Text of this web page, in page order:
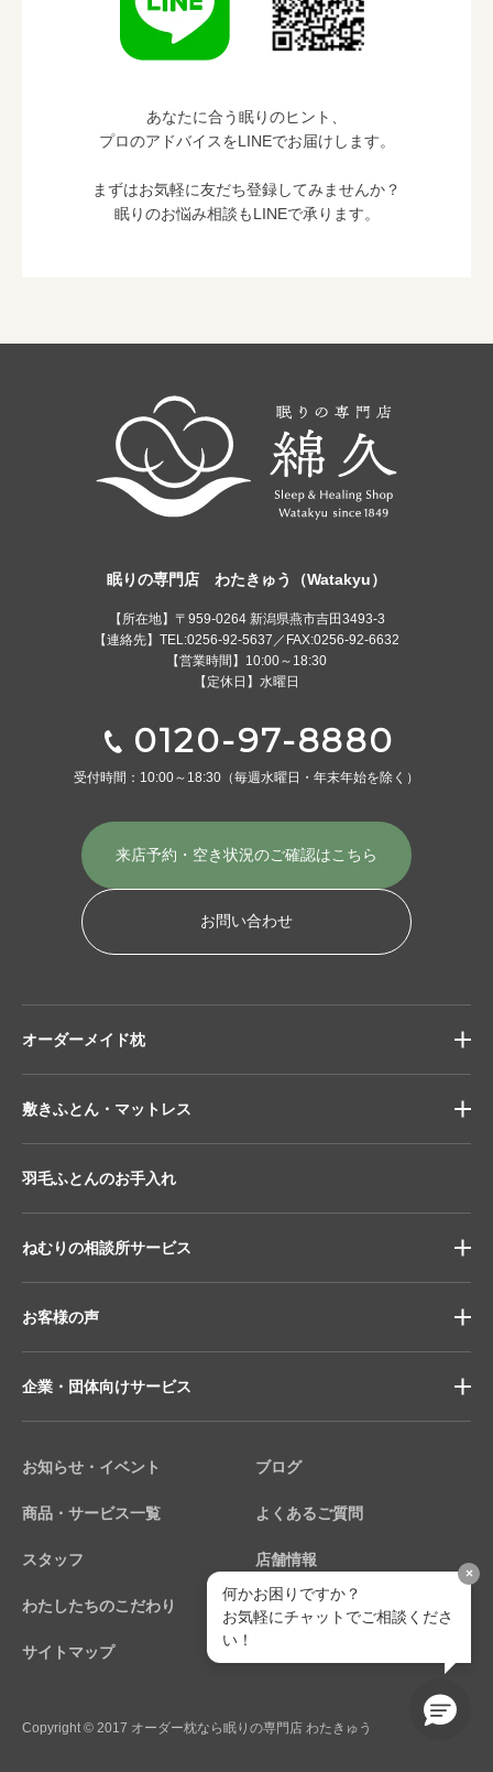
あなたに合う眠りのヒント、
プロのアドバイスをLINEでお届けします。
まずはお気軽に友だち登録してみませんか？
眠りのお悩み相談もLINEで承ります。
眠りの専門店 わたきゅう（Watakyu）
【所在地】〒959-0264 新潟県燕市吉田3493-3
【連絡先】TEL:0256-92-5637／FAX:0256-92-6632
【営業時間】10:00～18:30
【定休日】水曜日
0120-97-8880
受付時間：10:00～18:30 （毎週水曜日・年末年始を除く）
来店予約・空き状況のご確認はこちら
お問い合わせ
オーダーメイド枕
敷きふとん・マットレス
羽毛ふとんのお手入れ
ねむりの相談所サービス
お客様の声
企業・団体向けサービス
お知らせ・イベント ブログ
商品・サービス一覧 よくあるご質問
スタッフ 店舗情報
わたしたちのこだわり 個人情報保護方針
サイトマップ
Copyright © 2017 オーダー枕なら眠りの専門店 わたきゅう
×
何かお困りですか？
お気軽にチャットでご相談くださ
い！